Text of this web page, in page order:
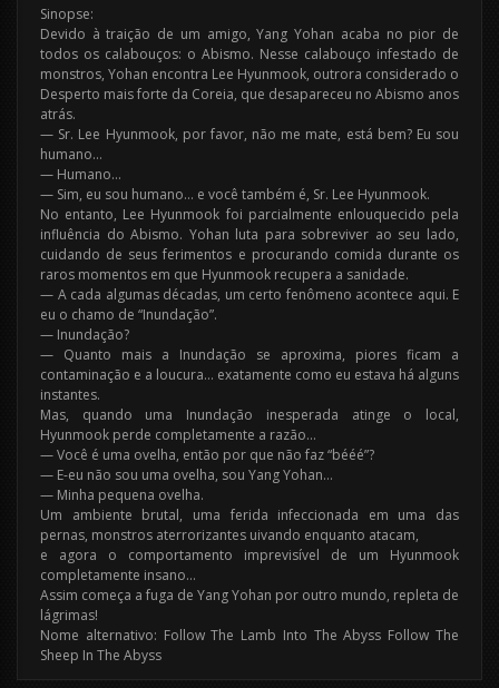
Sinopse:
Devido à traição de um amigo, Yang Yohan acaba no pior de
todos os calabouços: o Abismo. Nesse calabouço infestado de
monstros, Yohan encontra Lee Hyunmook, outrora considerado o
Desperto mais forte da Coreia, que desapareceu no Abismo anos
atrás.
— Sr. Lee Hyunmook, por favor, não me mate, está bem? Eu sou
humano…
— Humano…
— Sim, eu sou humano… e você também é, Sr. Lee Hyunmook.
No entanto, Lee Hyunmook foi parcialmente enlouquecido pela
influência do Abismo. Yohan luta para sobreviver ao seu lado,
cuidando de seus ferimentos e procurando comida durante os
raros momentos em que Hyunmook recupera a sanidade.
— A cada algumas décadas, um certo fenômeno acontece aqui. E
eu o chamo de “Inundação”.
— Inundação?
— Quanto mais a Inundação se aproxima, piores ficam a
contaminação e a loucura… exatamente como eu estava há alguns
instantes.
Mas, quando uma Inundação inesperada atinge o local,
Hyunmook perde completamente a razão…
— Você é uma ovelha, então por que não faz “bééé”?
— E-eu não sou uma ovelha, sou Yang Yohan…
— Minha pequena ovelha.
Um ambiente brutal, uma ferida infeccionada em uma das
pernas, monstros aterrorizantes uivando enquanto atacam,
e agora o comportamento imprevisível de um Hyunmook
completamente insano…
Assim começa a fuga de Yang Yohan por outro mundo, repleta de
lágrimas!
Nome alternativo: Follow The Lamb Into The Abyss Follow The
Sheep In The Abyss